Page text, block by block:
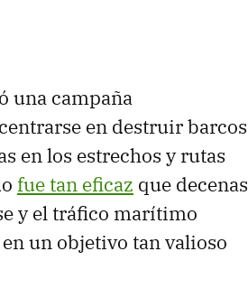
una campaña
en destruir barcos
en los estrechos y rutas
fue tan eficaz que decenas
y el tráfico marítimo
un objetivo tan valioso